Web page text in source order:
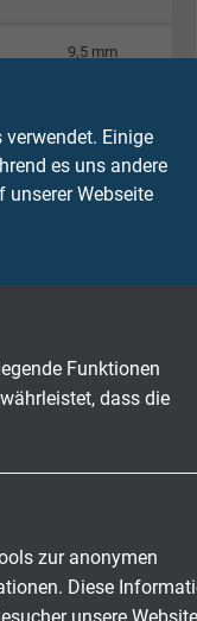
verwendet. Einige
es uns andere
unserer Webseite
Funktionen
dass die
zur anonymen
Diese
9,5 mm
9,8 mm